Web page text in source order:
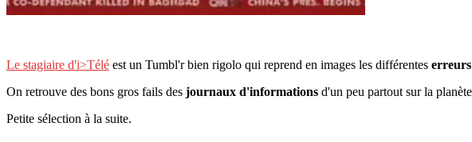
Le stagiaire d'i>Télé est un Tumbl'r bien rigolo qui reprend en images les différentes erreurs
On retrouve des bons gros fails des journaux d'informations d'un peu partout sur la
Petite sélection à la suite.